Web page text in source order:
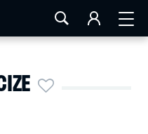
LA ROCHELLE